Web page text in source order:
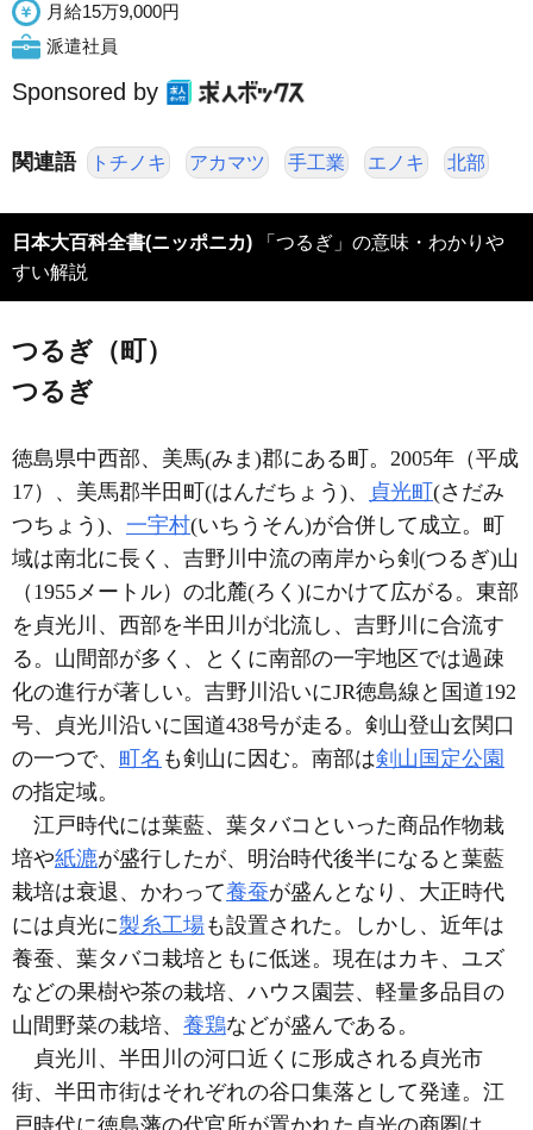
月給15万9,000円
派遣社員
Sponsored by
関連語 トチノキ アカマツ 手工業 エノキ 北部
日本大百科全書(ニッポニカ) 「つるぎ」の意味・わかりや
すい解説
つるぎ（町）
つるぎ
徳島県中西部、美馬(みま)郡にある町。2005年（平成
17）、美馬郡半田町(はんだちょう)、
貞光町(さだみ
つちょう)、 一宇村(いちうそん)が合併して成立。町
域は南北に長く、吉野川中流の南岸から剣(つるぎ)山
（1955メートル）の北麓(ろく)にかけて広がる。東部
を貞光川、西部を半田川が北流し、吉野川に合流す
る。山間部が多く、とくに南部の一宇地区では過疎
化の進行が著しい。吉野川沿いにJR徳島線と国道192
号、貞光川沿いに国道438号が走る。剣山登山玄関口
の一つで、 町名 も剣山に因む。南部は剣山国定公園
の指定域。
江戸時代には葉藍、葉タバコといった商品作物栽
培や紙漉が盛行したが、明治時代後半になると葉藍
栽培は衰退、かわって養蚕が盛んとなり、大正時代
には貞光に製糸工場も設置された。しかし、近年は
養蚕、葉タバコ栽培ともに低迷。現在はカキ、ユズ
などの果樹や茶の栽培、ハウス園芸、軽量多品目の
山間野菜の栽培、 養鶏などが盛んである。
貞光川、半田川の河口近くに形成される貞光市
街、半田市街はそれぞれの谷口集落として発達。江
戸時代に徳島藩の代官所が置かれた貞光の商圏は、